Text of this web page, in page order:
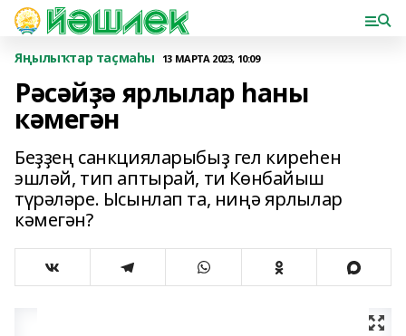
Яңылыҡтар таҫмаһы 13 МАРТА 2023, 10:09
Рәсәйҙә ярлылар һаны
кәмегән
Беҙҙең санкцияларыбыҙ гел киреһен
эшләй, тип аптырай, ти Көнбайыш
түрәләре. Ысынлап та, ниңә ярлылар
кәмегән?